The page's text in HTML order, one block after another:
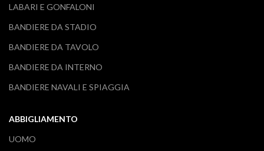
LABARI E GONFALONI
BANDIERE DA STADIO
BANDIERE DA TAVOLO
BANDIERE DA INTERNO
BANDIERE NAVALI E SPIAGGIA
ABBIGLIAMENTO
UOMO